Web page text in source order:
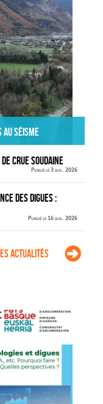
séisme
de crue soudaine
Publié le 3 juil. 2026
des digues :
Publié le 16 juil. 2026
actualités